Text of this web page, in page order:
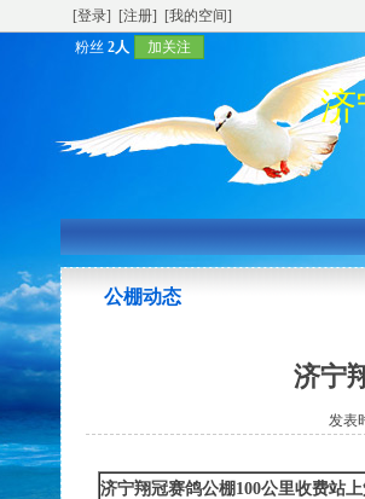
[登录] [注册]
[我的空间]
粉丝 2人 加关注
济
公棚动态
济宁
发表
济宁翔冠赛鸽公棚100公里收费站